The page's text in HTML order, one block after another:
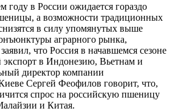
году в России ожидается гораздо
а возможности традиционных
в силу упомянутых выше
аграрного рынка,
что Россия в начавшемся сезоне
экспорт в Индонезию, Вьетнам и
директор компании
Сергей Феофилов говорит, что,
спрос на российскую пшеницу
и Китая.